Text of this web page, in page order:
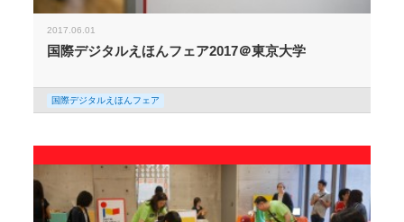
2017.06.01
国際デジタルえほんフェア2017＠東京大学
国際デジタルえほんフェア